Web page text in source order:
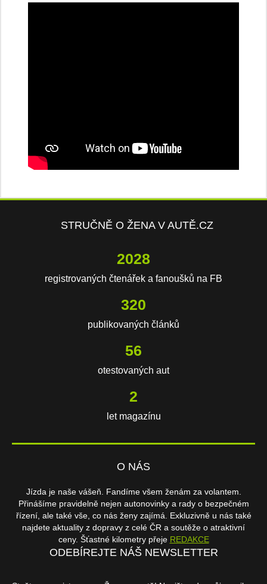
STRUČNĚ O ŽENA V AUTĚ.CZ
4159
registrovaných čtenářek a fanoušků na FB
656
publikovaných článků
115
otestovaných aut
4
let magazínu
O NÁS
Jízda je naše vášeň. Fandíme všem ženám za volantem.
Přinášíme pravidelně nejen autonovinky a rady o bezpečném
řízení, ale také vše, co nás ženy zajímá. Exkluzivně u nás také
najdete aktuality z dopravy z celé ČR a soutěže o atraktivní
ceny. Šťastné kilometry přeje REDAKCE
ODEBÍREJTE NÁŠ NEWSLETTER